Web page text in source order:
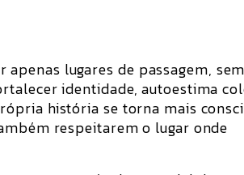
lugares de passagem, sem
identidade, autoestima
história se torna mais
respeitarem o lugar onde